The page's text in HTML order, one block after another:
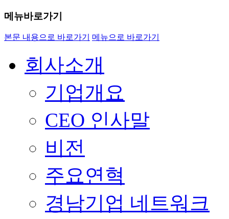
메뉴바로가기
본문 내용으로 바로가기 메뉴으로 바로가기
회사소개
기업개요
CEO 인사말
비전
주요연혁
경남기업 네트워크